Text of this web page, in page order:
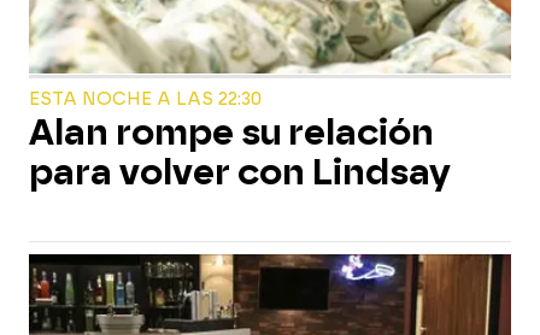
ESTA NOCHE A LAS 22:30
Alan rompe su relación
para volver con Lindsay